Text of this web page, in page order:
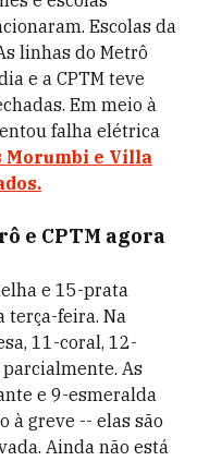
Escolas da
linhas do Metrô
e a CPTM teve
Em meio à
falha elétrica
Morumbi e Villa
e CPTM agora
e 15-prata
terça-feira. Na
11-coral, 12-
As
e 9-esmeralda
à greve -- elas são
Ainda não está